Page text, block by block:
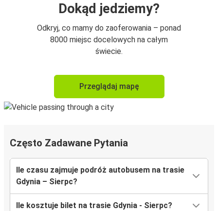
Dokąd jedziemy?
Odkryj, co mamy do zaoferowania – ponad
8000 miejsc docelowych na całym
świecie.
Przeglądaj mapę
Często Zadawane Pytania
Ile czasu zajmuje podróż autobusem na trasie
Gdynia – Sierpc?
Ile kosztuje bilet na trasie Gdynia - Sierpc?